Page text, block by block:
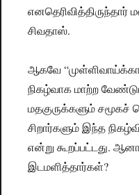
சிவதாஸ்.
ஆகவே
நிகழ்வாக மாற்ற
மதகுருக்களும் சமூகச்
சிறார்களும் இந்த
என்று கூறப்பட்டது.
இடமளித்தார்கள்?